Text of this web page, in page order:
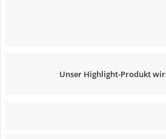
Unser Highlight-Produkt